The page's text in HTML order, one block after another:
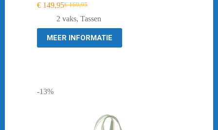
€169,95
Oorspronkelijke
prijs
€ 169,95.
€ 149,95Huidige
prijs
€ 149,95.
2 vaks, Tassen
MEER INFORMATIE
-13%